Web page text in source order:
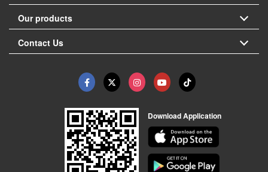
Our products
Contact Us
Download Application